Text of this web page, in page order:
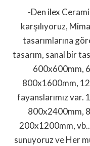
-Den ilex
karşılıyoruz,
tasarımlarına
tasarım, sanal bir
600x600mm,
800x1600mm,
fayanslarımız
800x2400mm,
200x1200mm,
sunuyoruz ve Her